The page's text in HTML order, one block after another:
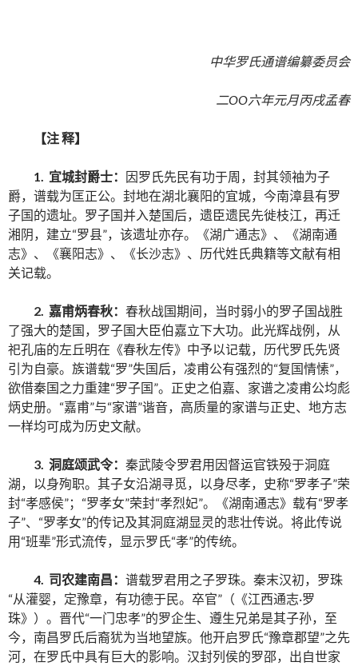
中华罗氏通谱编纂委员会
二OO六年元月丙戌孟春
【注 释】
1. 宜城封爵士： 因罗氏先民有功于周，封其领袖为子
爵，谱载为匡正公。封地在湖北襄阳的宜城，今南漳县有罗
子国的遗址。罗子国并入楚国后，遗臣遗民先徙枝江，再迁
湘阴，建立“罗县”，该遗址亦存。《湖广通志》、《湖南通
志》、《襄阳志》、《长沙志》、历代姓氏典籍等文献有相
关记载。
2. 嘉甫炳春秋： 春秋战国期间，当时弱小的罗子国战胜
了强大的楚国，罗子国大臣伯嘉立下大功。此光辉战例，从
祀孔庙的左丘明在《春秋左传》中予以记载，历代罗氏先贤
引为自豪。族谱载“罗”失国后，凌甫公有强烈的“复国情愫”，
欲借秦国之力重建“罗子国”。正史之伯嘉、家谱之凌甫公均彪
炳史册。“嘉甫”与“家谱”谐音，高质量的家谱与正史、地方志
一样均可成为历史文献。
3. 洞庭颂武令： 秦武陵令罗君用因督运官铁殁于洞庭
湖，以身殉职。其子女沿湖寻觅，以身尽孝，史称“罗孝子”荣
封“孝感侯”；“罗孝女”荣封“孝烈妃”。《湖南通志》载有“罗孝
子”、“罗孝女”的传记及其洞庭湖显灵的悲壮传说。将此传说
用“班辈”形式流传，显示罗氏“孝”的传统。
4. 司农建南昌： 谱载罗君用之子罗珠。秦末汉初，罗珠
“从灌婴，定豫章，有功德于民。卒官”（《江西通志·罗
珠》）。晋代“一门忠孝”的罗企生、遵生兄弟是其子孙，至
今，南昌罗氏后裔犹为当地望族。他开启罗氏“豫章郡望”之先
河，在罗氏中具有巨大的影响。汉封列侯的罗邵，出自世家